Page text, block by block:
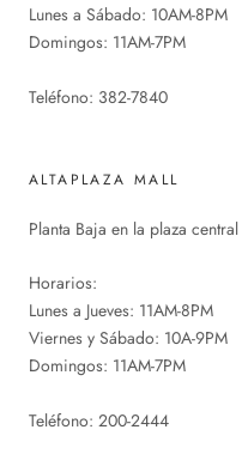
Lunes a Sábado: 10AM-8PM
Domingos: 11AM-7PM
Teléfono: 382-7840
ALTAPLAZA MALL
Planta Baja en la plaza central
Horarios:
Lunes a Jueves: 11AM-8PM
Viernes y Sábado: 10A-9PM
Domingos: 11AM-7PM
Teléfono: 200-2444